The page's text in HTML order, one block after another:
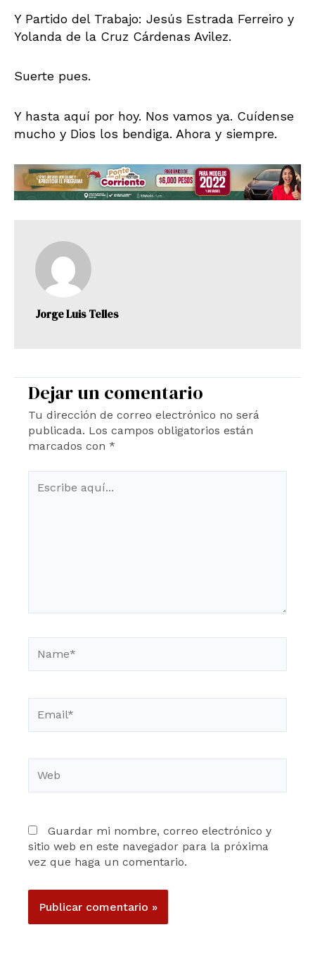
Y Partido del Trabajo: Jesús Estrada Ferreiro y
Yolanda de la Cruz Cárdenas Avilez.
Suerte pues.
Y hasta aquí por hoy. Nos vamos ya. Cuídense
mucho y Dios los bendiga. Ahora y siempre.
Jorge Luis Telles
Dejar un comentario
Tu dirección de correo electrónico no será
publicada. Los campos obligatorios están
marcados con *
aquí...
Guardar mi nombre, correo electrónico y
sitio web en este navegador para la próxima
vez que haga un comentario.